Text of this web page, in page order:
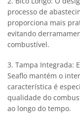
processo de
proporciona mais
evitando
combustível.
3. Tampa Integrada:
Seaflo mantém o
característica é
qualidade do
ao longo do tempo.